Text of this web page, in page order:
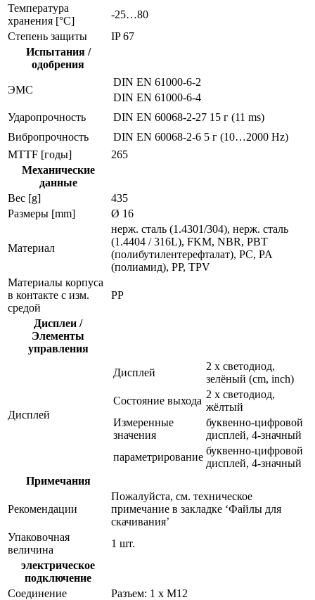
Температура
хранения [°C]
-25…80
Степень защиты
IP 67
Испытания /
одобрения
ЭMC
DIN EN 61000-6-2
DIN EN 61000-6-4
Ударопрочность
DIN EN 60068-2-27 15 г (11 ms)
Вибропрочность
DIN EN 60068-2-6 5 г (10…2000 Hz)
MTTF [годы]
265
Механические
данные
Вес [g]
435
Размеры [mm]
Ø 16
Материал
нерж. сталь (1.4301/304), нерж. сталь
(1.4404 / 316L), FKM, NBR, PBT
(полибутилентерефталат), PC, PA
(полиамид), PP, TPV
Материалы корпуса
в контакте с изм.
средой
PP
Дисплеи /
Элементы
управления
Дисплей
Дисплей
2 x светодиод,
зелёный (cm, inch)
Состояние выхода
2 x светодиод,
жёлтый
Измеренные
значения
буквенно-цифровой
дисплей, 4-значный
параметрирование
буквенно-цифровой
дисплей, 4-значный
Примечания
Рекомендации
Пожалуйста, см. техническое
примечание в закладке ‘Файлы для
скачивания’
Упаковочная
величина
1 шт.
электрическое
подключение
Соединение
Разъем: 1 x M12